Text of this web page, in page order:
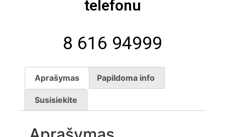
telefonu
8 616 94999
Aprašymas Papildoma info
Susisiekite